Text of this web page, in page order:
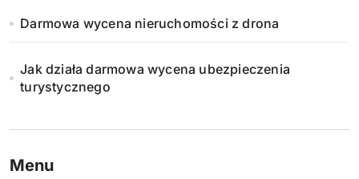
Darmowa wycena nieruchomości z drona
Jak działa darmowa wycena ubezpieczenia
turystycznego
Menu